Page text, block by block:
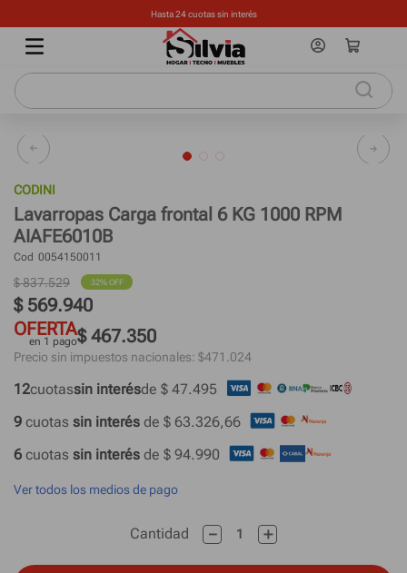
Hasta 24 cuotas sin interés
CODINI
Lavarropas Carga frontal 6 KG 1000 RPM
AIAFE6010B
Cod 0054150011
$837.529 32% OFF
$ 569.940
OFERTA
en 1 pago$ 467.350
Precio sin impuestos nacionales: $471.024
12cuotassin interésde $ 47.495
9 cuotas sin interés de $ 63.326,66
6 cuotas sin interés de $ 94.990
Ver todos los medios de pago
Cantidad ＋
－